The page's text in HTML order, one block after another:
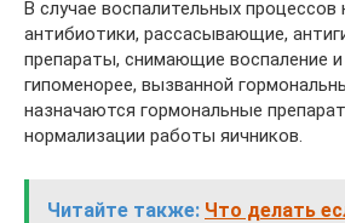
В случае воспалительных процессов
антибиотики, рассасывающие,
препараты, снимающие воспаление
гипоменорее, вызванной
назначаются гормональные
нормализации работы яичников.
Читайте также: Что делать